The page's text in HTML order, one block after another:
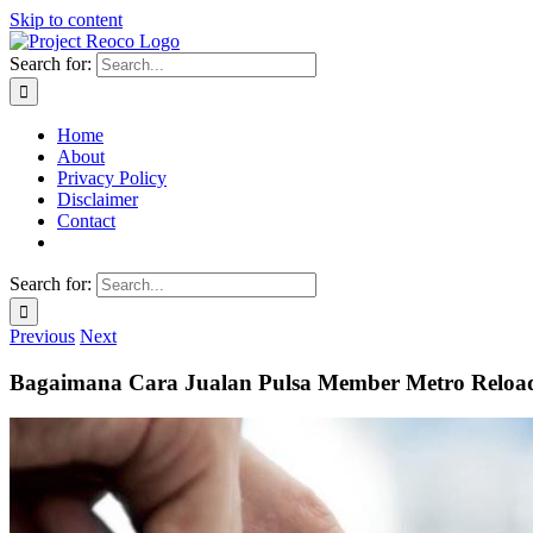
Skip to content
Search for:
Home
About
Privacy Policy
Disclaimer
Contact
Search for:
Previous Next
Bagaimana Cara Jualan Pulsa Member Metro